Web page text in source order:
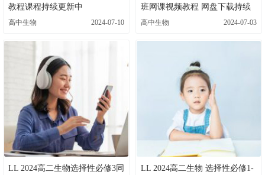
教程课程持续更新中
高中生物 2024-07-10
班网课视频教程 网盘下载持续
更新中
高中生物 2024-07-03
LL 2024高二生物选择性必修3同
LL 2024高二生物 选择性必修1-